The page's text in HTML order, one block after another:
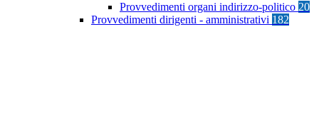
Provvedimenti organi indirizzo-politico 20
Provvedimenti dirigenti - amministrativi 182